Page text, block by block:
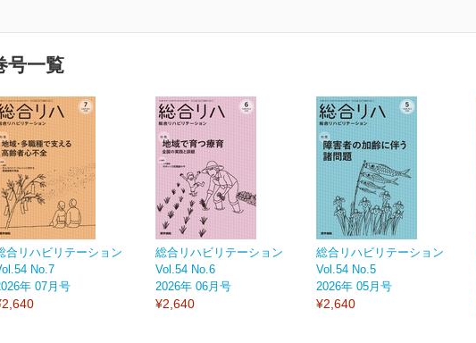
号一覧
合リハビリテーション
No.7
年 07月号
総合リハビリテーション
Vol.54 No.6
2026年 06月号
¥2,640
総合リハビリテーション
Vol.54 No.5
2026年 05月号
¥2,640